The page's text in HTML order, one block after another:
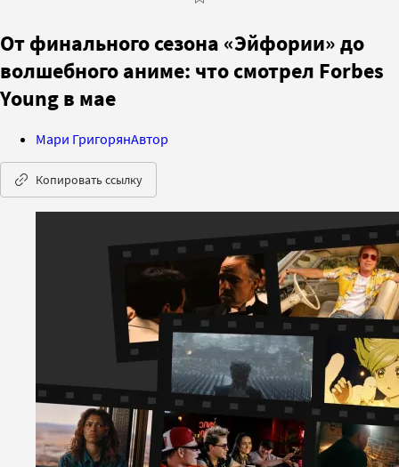
От финального сезона «Эйфории» до
волшебного аниме: что смотрел Forbes
Young в мае
Мари ГригорянАвтор
Копировать ссылку